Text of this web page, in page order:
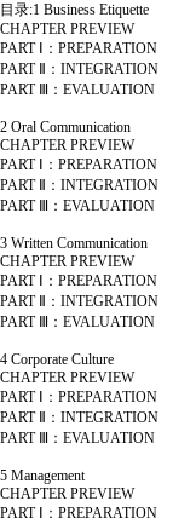
目录:1 Business Etiquette
CHAPTER PREVIEW
PART Ⅰ：PREPARATION
PART Ⅱ：INTEGRATION
PART Ⅲ：EVALUATION
2 Oral Communication
CHAPTER PREVIEW
PART Ⅰ：PREPARATION
PART Ⅱ：INTEGRATION
PART Ⅲ：EVALUATION
3 Written Communication
CHAPTER PREVIEW
PART Ⅰ：PREPARATION
PART Ⅱ：INTEGRATION
PART Ⅲ：EVALUATION
4 Corporate Culture
CHAPTER PREVIEW
PART Ⅰ：PREPARATION
PART Ⅱ：INTEGRATION
PART Ⅲ：EVALUATION
5 Management
CHAPTER PREVIEW
PART Ⅰ：PREPARATION